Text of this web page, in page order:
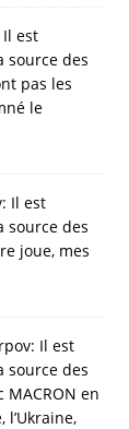
est
source des
pas les
le
Il est
source des
joue, mes
Il est
source des
MACRON en
l’Ukraine,